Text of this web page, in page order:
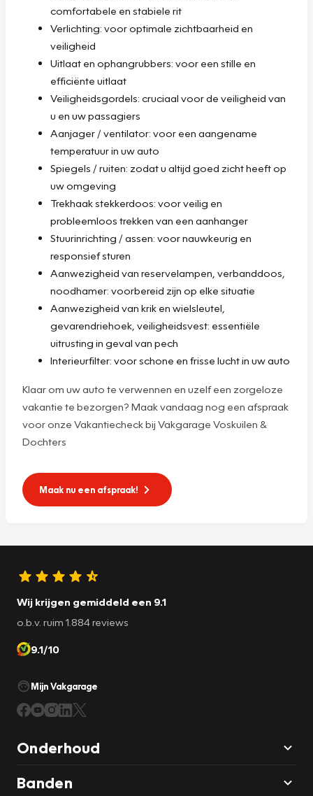
comfortabele en stabiele rit
Verlichting: voor optimale zichtbaarheid en
veiligheid
Uitlaat en ophangrubbers: voor een stille en
efficiënte uitlaat
Veiligheidsgordels: cruciaal voor de veiligheid van
u en uw passagiers
Aanjager / ventilator: voor een aangename
temperatuur in uw auto
Spiegels / ruiten: zodat u altijd goed zicht heeft op
uw omgeving
Trekhaak stekkerdoos: voor veilig en
probleemloos trekken van een aanhanger
Stuurinrichting / assen: voor nauwkeurig en
responsief sturen
Aanwezigheid van reservelampen, verbanddoos,
noodhamer: voorbereid zijn op elke situatie
Aanwezigheid van krik en wielsleutel,
gevarendriehoek, veiligheidsvest: essentiële
uitrusting in geval van pech
Interieurfilter: voor schone en frisse lucht in uw auto
Klaar om uw auto te verwennen en uzelf een zorgeloze
vakantie te bezorgen? Maak vandaag nog een afspraak
voor onze Vakantiecheck bij Vakgarage Voskuilen &
Dochters
Maak nu een afspraak!
Wij krijgen gemiddeld een 9.1
o.b.v. ruim 1.884 reviews
9.1/10
Mijn Vakgarage
Onderhoud
Banden